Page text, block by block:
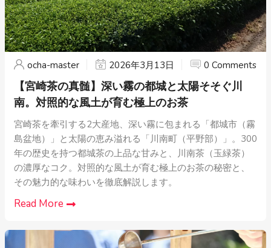
ocha-master 2026年3月13日 0 Comments
【宮崎茶の真髄】深い霧の都城と太陽そそぐ川
南。対照的な風土が育む極上のお茶
宮崎茶を牽引する2大産地、深い霧に包まれる「都城市（霧
島盆地）」と太陽の恵み溢れる「川南町（平野部）」。300
年の歴史を持つ都城茶の上品な甘みと、川南茶（玉緑茶）
の濃厚なコク。対照的な風土が育む極上のお茶の秘密と、
その魅力的な味わいを徹底解説します。
Read More